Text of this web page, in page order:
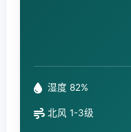
湿度 82%
北风 1-3级